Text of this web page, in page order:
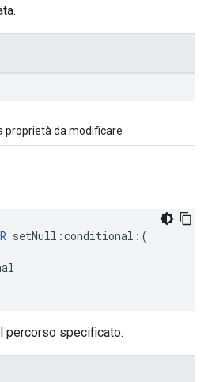
proprietà da modificare
setNull:conditional:(
percorso specificato.